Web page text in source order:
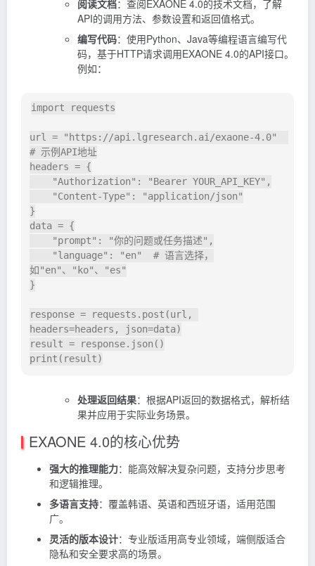
阅读文档：查阅EXAONE 4.0的技术文档，了解
API的调用方法、参数设置和返回值格式。
编写代码：使用Python、Java等编程语言编写代
码，基于HTTP请求调用EXAONE 4.0的API接口。
例如：
import requests
url =
"https://api.lgresearch.ai/exaone-4.0"
# 示例API地址
headers = {
"Authorization" : "Bearer YOUR_API_KEY" ,
"Content-Type" :
"application/json"
}
data = {
"prompt" : "你的问题或任务描述" ,
"language" : "en"
# 语言选择，
如"en"、"ko"、"es"
}
response = requests . post (url ,
headers=headers , json=data)
result = response. json ( )
print ( result)
处理返回结果：根据API返回的数据格式，解析结
果并应用于实际业务场景。
EXAONE 4.0的核心优势
强大的推理能力：能高效解决复杂问题，支持分步思考
和逻辑推理。
多语言支持：覆盖韩语、英语和西班牙语，适用范围
广。
灵活的版本设计：专业版适用高专业领域，端侧版适合
隐私和安全要求高的场景。